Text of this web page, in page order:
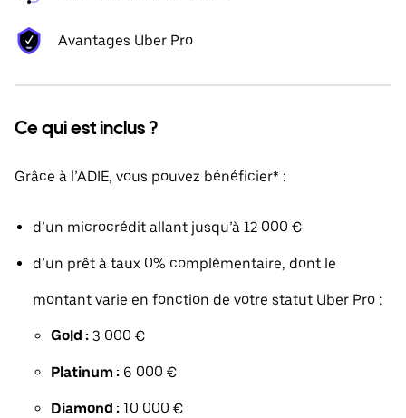
Avantages Uber Pro
Ce qui est inclus ?
Grâce à l’ADIE, vous pouvez bénéficier* :
d’un microcrédit allant jusqu’à 12 000 €
d’un prêt à taux 0% complémentaire, dont le
montant varie en fonction de votre statut Uber Pro :
Gold : 3 000 €
Platinum : 6 000 €
Diamond : 10 000 €